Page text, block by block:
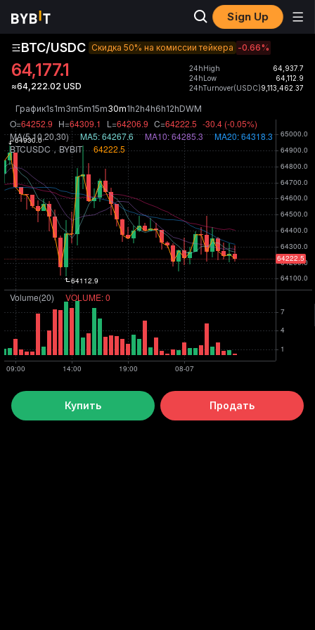
Sign Up
BTC/USDC Скидка 50% на комиссии тейкера -0.66%
64,177.1
≈64,222.02 USD
24hHigh
64,937.7
24hLow
64,112.9
24hTurnover(USDC)9,113,462.37
График1s1m3m5m15m30m1h2h4h6h12hDWM
Купить Продать